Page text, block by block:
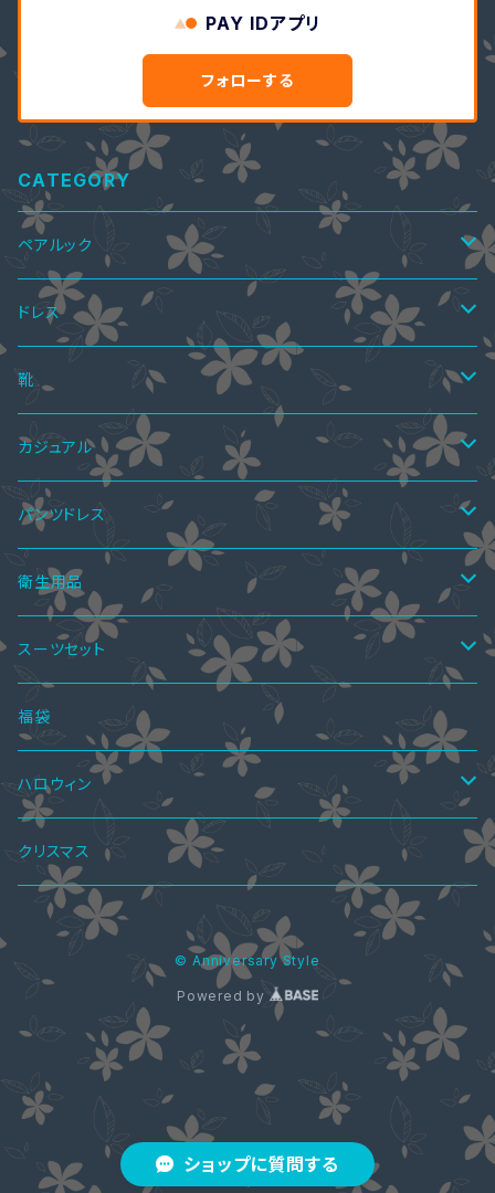
ショップに質問する
PAY IDアプリ
フォローする
CATEGORY
ペアルック
ペアTシャツ
ペアTシャツ&ワンピース
ペアニット
ペア上下セット
ペア水着
ペアインナー
ペアシャツ
ペアシャツ＆ワンピ
ペアパーカ
ペアマフラー
ペアアクセサリー
ペアリング
ドレス
ワンピース
ミニドレス
ミディアムドレス
ミモレ丈ドレス
マキシ丈ドレス
オールインワン・パンツドレス
ツーピース
スカートスーツ
パンツスーツ
ワンピーススーツ
ボレロ・ショール
パンツドレス
パーティーバッグ
ブラウス
ドレスインナー
アクセサリー
ブラストラップ
ネックレス
ジャケット
ウエディングドレス
花魁ドレス
靴
サマーブーツ
ニーハイブーツ
ロングブーツ
ハーフブーツ
秋ブーツ
ニーハイブーツ
ロングブーツ
ショートブーツ・ブーティー
サンダル
レインブーツ
パンプス
ニーハイブーツ
春ブーツ
カジュアル
ワンピース
オールインワン
サロペットスカート
ツーピース
トップス
カーディガン
Tシャツ
パーカー
シャツ・ブラウス
ボトムス
レギンス
スカート
パンツ
ジャケット
オールインワン
水着
コート
ジャケット
バッグ
靴下
パンツドレス
セットアップ
オールインワン
衛生用品
手袋
スーツセット
4点セット
2点セット
ワンピーススーツ
スカートスーツ
3点セット
5点セット
福袋
ハロウィン
ロリータ服
メイド服
クリスマス
© Anniversary Style
Powered by